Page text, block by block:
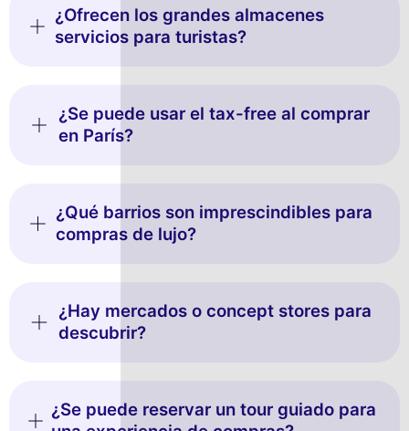
¿Ofrecen los grandes almacenes
servicios para turistas?
¿Se puede usar el tax-free al comprar
en París?
¿Qué barrios son imprescindibles para
compras de lujo?
¿Hay mercados o concept stores para
descubrir?
¿Se puede reservar un tour guiado para